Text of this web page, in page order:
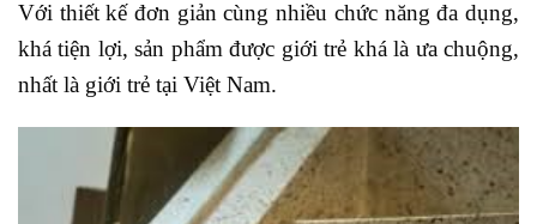
Với thiết kế đơn giản cùng nhiều chức năng đa dụng,
khá tiện lợi, sản phẩm được giới trẻ khá là ưa chuộng,
nhất là giới trẻ tại Việt Nam.